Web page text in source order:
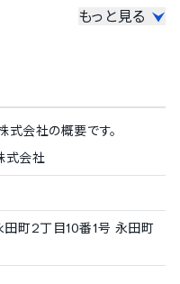
もっと見る
式会社の概要です。
式会社
町2丁目10番1号 永田町